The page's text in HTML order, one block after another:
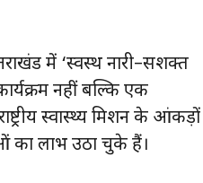
में ‘स्वस्थ नारी–सशक्त
नहीं बल्कि एक
स्वास्थ्य मिशन के आंकड़ों
का लाभ उठा चुके हैं।